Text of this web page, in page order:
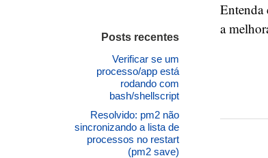
Entenda
a
Posts recentes
Verificar se um
processo/app está
rodando com
bash/shellscript
Resolvido: pm2 não
sincronizando a lista de
processos no restart
(pm2 save)